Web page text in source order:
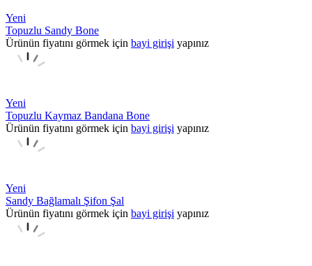
Yeni
Topuzlu Sandy Bone
Ürünün fiyatını görmek için bayi girişi yapınız
Yeni
Topuzlu Kaymaz Bandana Bone
Ürünün fiyatını görmek için bayi girişi yapınız
Yeni
Sandy Bağlamalı Şifon Şal
Ürünün fiyatını görmek için bayi girişi yapınız